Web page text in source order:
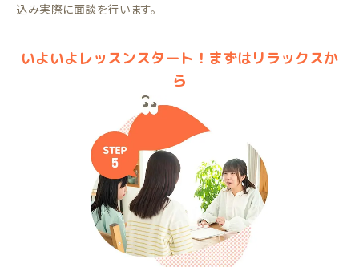
込み実際に面談を行います。
いよいよレッスンスタート！まずはリラックスか
ら